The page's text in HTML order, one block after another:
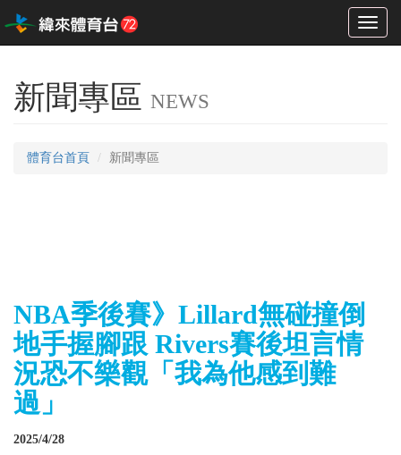
Toggle
新聞專區 NEWS
體育台首頁 新聞專區
NBA季後賽》Lillard無碰撞倒
地手握腳跟 Rivers賽後坦言情
況恐不樂觀「我為他感到難
過」
2025/4/28